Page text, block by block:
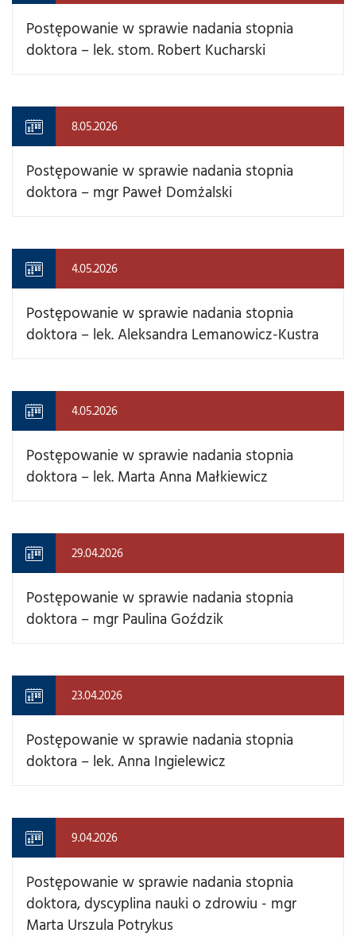
Postępowanie w sprawie nadania stopnia
doktora – lek. stom. Robert Kucharski
8.05.2026
Postępowanie w sprawie nadania stopnia
doktora – mgr Paweł Domżalski
4.05.2026
Postępowanie w sprawie nadania stopnia
doktora – lek. Aleksandra Lemanowicz-Kustra
4.05.2026
Postępowanie w sprawie nadania stopnia
doktora – lek. Marta Anna Małkiewicz
29.04.2026
Postępowanie w sprawie nadania stopnia
doktora – mgr Paulina Goździk
23.04.2026
Postępowanie w sprawie nadania stopnia
doktora – lek. Anna Ingielewicz
9.04.2026
Postępowanie w sprawie nadania stopnia
doktora, dyscyplina nauki o zdrowiu - mgr
Marta Urszula Potrykus